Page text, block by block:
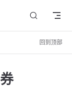
回到顶部